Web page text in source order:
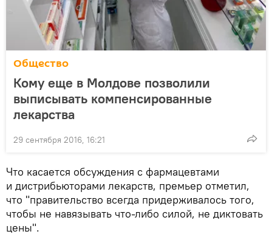
Общество
Кому еще в Молдове позволили
выписывать компенсированные
лекарства
29 сентября 2016, 16:21
Что касается обсуждения с фармацевтами
и дистрибьюторами лекарств, премьер отметил,
что "правительство всегда придерживалось того,
чтобы не навязывать что-либо силой, не диктовать
цены".